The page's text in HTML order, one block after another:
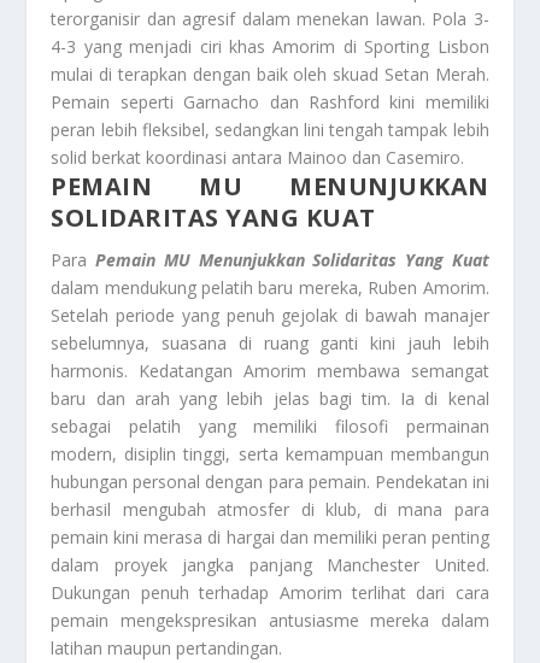
terorganisir dan agresif dalam menekan lawan. Pola 3-
4-3 yang menjadi ciri khas Amorim di Sporting Lisbon
mulai di terapkan dengan baik oleh skuad Setan Merah.
Pemain seperti Garnacho dan Rashford kini memiliki
peran lebih fleksibel, sedangkan lini tengah tampak lebih
solid berkat koordinasi antara Mainoo dan Casemiro.
PEMAIN MU MENUNJUKKAN
SOLIDARITAS YANG KUAT
ParaPemain MU Menunjukkan Solidaritas Yang Kuat
dalam mendukung pelatih baru mereka, Ruben Amorim.
Setelah periode yang penuh gejolak di bawah manajer
sebelumnya, suasana di ruang ganti kini jauh lebih
harmonis. Kedatangan Amorim membawa semangat
baru dan arah yang lebih jelas bagi tim. Ia di kenal
sebagai pelatih yang memiliki filosofi permainan
modern, disiplin tinggi, serta kemampuan membangun
hubungan personal dengan para pemain. Pendekatan ini
berhasil mengubah atmosfer di klub, di mana para
pemain kini merasa di hargai dan memiliki peran penting
dalam proyek jangka panjang Manchester United.
Dukungan penuh terhadap Amorim terlihat dari cara
pemain mengekspresikan antusiasme mereka dalam
latihan maupun pertandingan.